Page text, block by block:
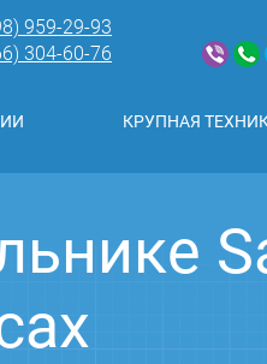
959-29-93
304-60-76
КРУПНАЯ